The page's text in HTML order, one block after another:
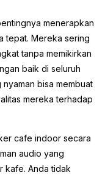
menerapkan
tepat. Mereka sering
tanpa memikirkan
baik di seluruh
bisa membuat
mereka terhadap
cafe indoor secara
audio yang
kafe. Anda tidak